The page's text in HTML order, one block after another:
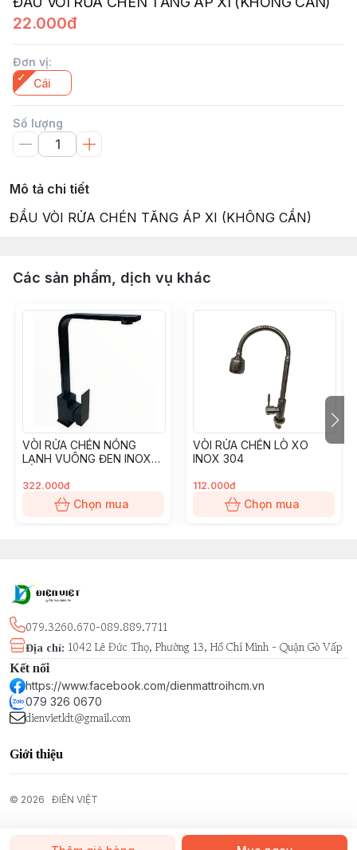
22.000đ
Đơn vị:
Cái
Số lượng
Mô tả chi tiết
ĐẦU VÒI RỬA CHÉN TĂNG ÁP XI (KHÔNG CẦN)
Các sản phẩm, dịch vụ khác
VÒI RỬA CHÉN NÓNG
LẠNH VUÔNG ĐEN INOX
322.000đ
Chọn mua
VÒI RỬA CHÉN LÒ XO
INOX 304
112.000đ
Chọn mua
079.3260.670-089.889.7711
Địa chỉ: 1042 Lê Đức Thọ, Phường 13, Hồ Chí Minh - Quận Gò Vấp
Kết nối
https://www.facebook.com/dienmattroihcm.vn
079 326 0670
dienvietldt@gmail.com
Giới thiệu
© 2026 ĐIÊN VIỆT